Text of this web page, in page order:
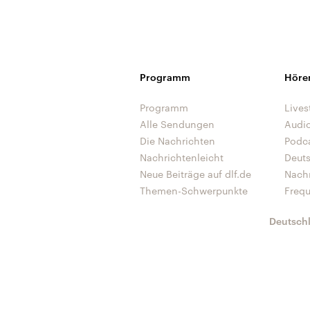
Programm
Programm
Alle Sendungen
Die Nachrichten
Nachrichtenleicht
Neue Beiträge auf dlf.de
Themen-Schwerpunkte